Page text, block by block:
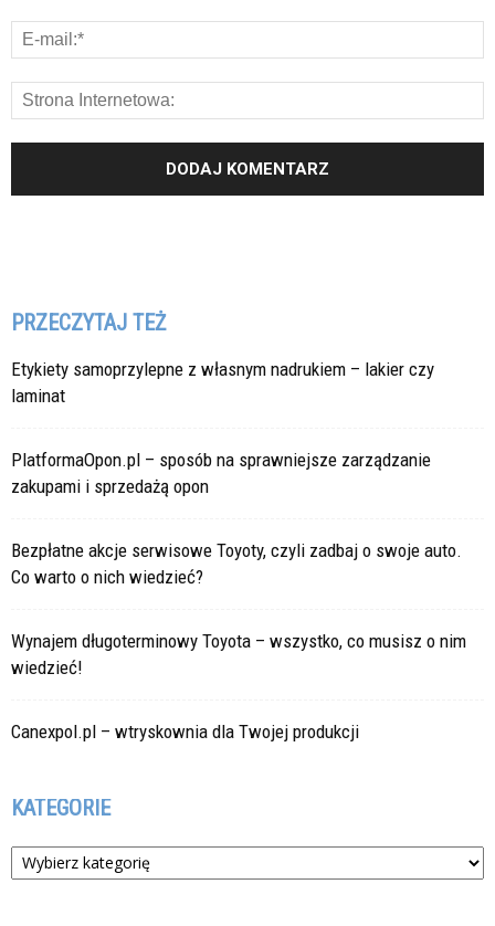
PRZECZYTAJ TEŻ
Etykiety samoprzylepne z własnym nadrukiem – lakier czy
laminat
PlatformaOpon.pl – sposób na sprawniejsze zarządzanie
zakupami i sprzedażą opon
Bezpłatne akcje serwisowe Toyoty, czyli zadbaj o swoje auto.
Co warto o nich wiedzieć?
Wynajem długoterminowy Toyota – wszystko, co musisz o nim
wiedzieć!
Canexpol.pl – wtryskownia dla Twojej produkcji
KATEGORIE
Kategorie